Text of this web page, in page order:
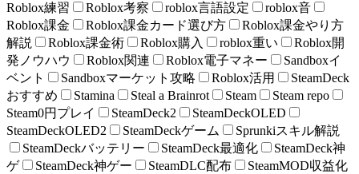
Roblox練習
Roblox考察 roblox言語設定
roblox音
Roblox課金
Roblox課金カード選び方
Roblox課金やり方
解説
Roblox課金術 Roblox購入 roblox重い
Roblox開
発ノウハウ
Roblox関連 Roblox電子マネー
Sandboxイ
ベント
Sandboxマーケット攻略 Roblox活用
SteamDeck
おすすめ
Stamina Steal a Brainrot Steam
Steam repo
Steam0円プレイ
SteamDeck2
SteamDeckOLED
SteamDeckOLED2
SteamDeckゲーム
Sprunkiスキル解説
SteamDeckバッテリー
SteamDeck最適化
SteamDeck神
ゲ
SteamDeck神ゲー SteamDLC配布
SteamMOD収益化